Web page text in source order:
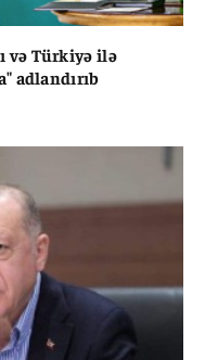
və Türkiyə ilə
adlandırıb